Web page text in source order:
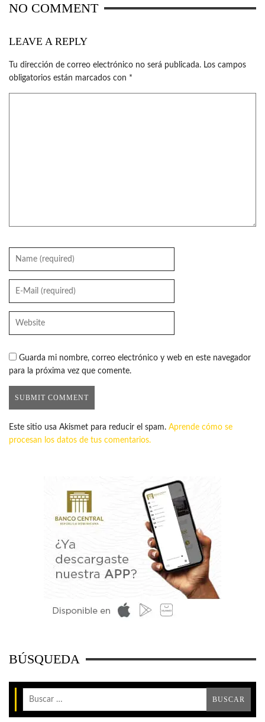
NO COMMENT
LEAVE A REPLY
Tu dirección de correo electrónico no será publicada. Los campos
obligatorios están marcados con *
Guarda mi nombre, correo electrónico y web en este navegador
para la próxima vez que comente.
Este sitio usa Akismet para reducir el spam. Aprende cómo se
procesan los datos de tus comentarios.
BÚSQUEDA